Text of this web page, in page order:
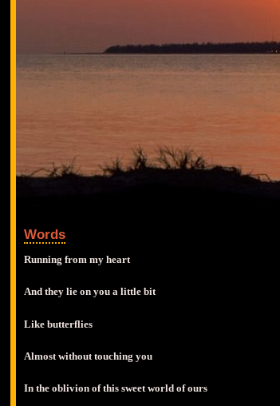
Words
Running from my heart
And they lie on you a little bit
Like butterflies
Almost without touching you
In the oblivion of this sweet world of ours